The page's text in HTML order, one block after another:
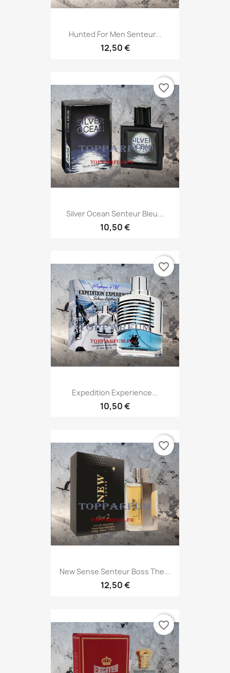
Hunted For Men Senteur...
12,50 €
Silver Ocean Senteur Bleu...
10,50 €
favorite_border
Expedition Experience...
10,50 €
favorite_border
New Sense Senteur Boss The...
12,50 €
favorite_border
favorite_border